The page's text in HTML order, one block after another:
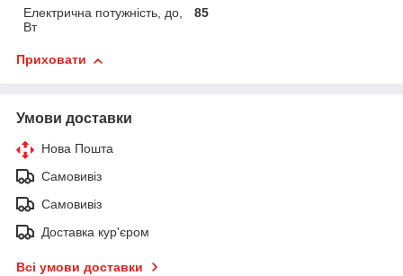
Електрична потужність, до,
Вт
85
Приховати
Умови доставки
Нова Пошта
Самовивіз
Самовивіз
Доставка кур'єром
Всі умови доставки